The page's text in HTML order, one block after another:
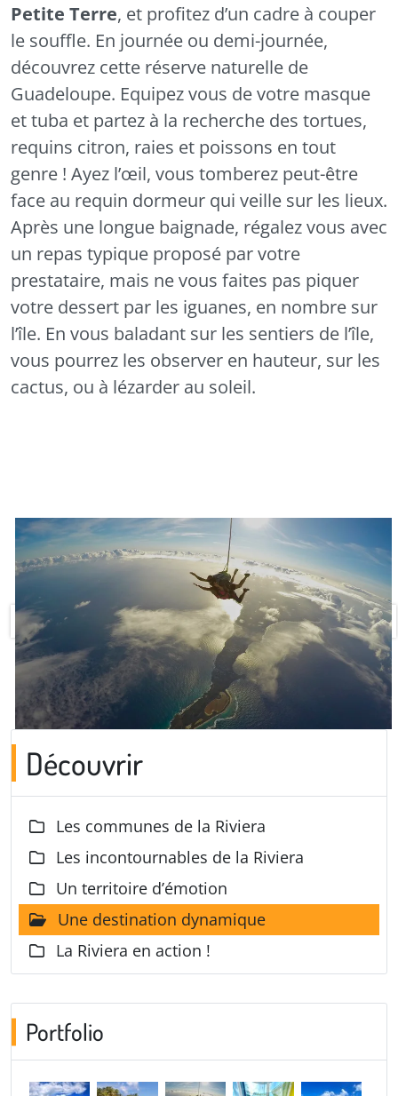
Petite Terre, et profitez d’un cadre à couper
le souffle. En journée ou demi-journée,
découvrez cette réserve naturelle de
Guadeloupe. Equipez vous de votre masque
et tuba et partez à la recherche des tortues,
requins citron, raies et poissons en tout
genre ! Ayez l’œil, vous tomberez peut-être
face au requin dormeur qui veille sur les lieux.
Après une longue baignade, régalez vous avec
un repas typique proposé par votre
prestataire, mais ne vous faites pas piquer
votre dessert par les iguanes, en nombre sur
l’île. En vous baladant sur les sentiers de l’île,
vous pourrez les observer en hauteur, sur les
cactus, ou à lézarder au soleil.
Découvrir
Les communes de la Riviera
Les incontournables de la Riviera
Un territoire d’émotion
Une destination dynamique
La Riviera en action !
Portfolio